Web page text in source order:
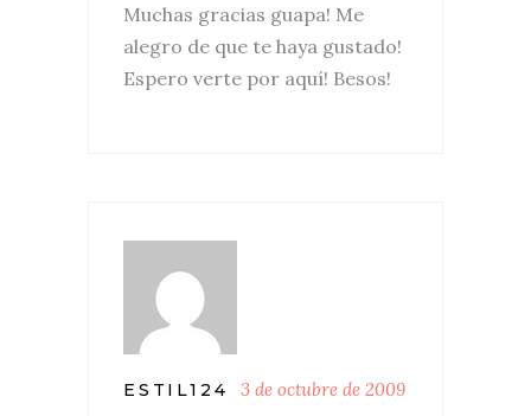
Muchas gracias guapa! Me
alegro de que te haya gustado!
Espero verte por aquí! Besos!
ESTIL124 3 de octubre de 2009